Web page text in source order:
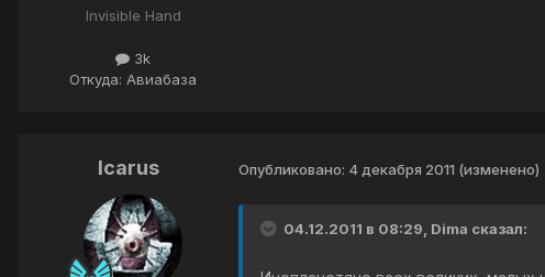
Invisible Hand
3k
Откуда: Авиабаза
Icarus Опубликовано: 4 декабря 2011 (изменено)
04.12.2011 в 08:29, Dima сказал: